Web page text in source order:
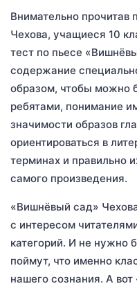
Внимательно прочитав
Чехова, учащиеся 10
тест по пьесе
содержание
образом, чтобы можно
ребятами, понимание
значимости образов
ориентироваться в
терминах и правильно
самого произведения.
«Вишнёвый сад»
с интересом
категорий. И не нужно
поймут, что именно
нашего сознания. А